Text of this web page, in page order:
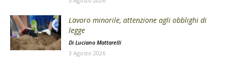
Lavoro minorile, attenzione agli obblighi di
legge
Di Luciano Mattarelli
3 Agosto 2026